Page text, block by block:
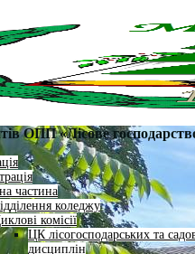
частина
коледжу
комісії
ЦК лісогосподарських та
дисциплін
ОПП «Лісове